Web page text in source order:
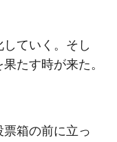
ていく。そし
たす時が来た。
箱の前に立っ